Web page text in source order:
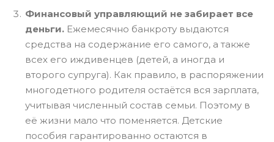
Финансовый управляющий не забирает все
деньги. Ежемесячно банкроту выдаются
средства на содержание его самого, а также
всех его иждивенцев (детей, а иногда и
второго супруга). Как правило, в распоряжении
многодетного родителя остаётся вся зарплата,
учитывая численный состав семьи. Поэтому в
её жизни мало что поменяется. Детские
пособия гарантированно остаются в